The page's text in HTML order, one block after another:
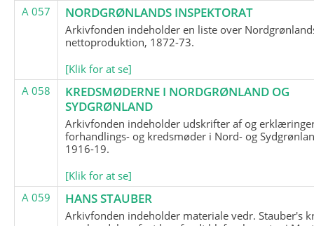
A 057
NORDGRØNLANDS INSPEKTORAT
Arkivfonden indeholder en liste over
nettoproduktion, 1872-73.
[Klik for at se]
A 058
KREDSMØDERNE I NORDGRØNLAND OG
SYDGRØNLAND
Arkivfonden indeholder udskrifter af og
forhandlings- og kredsmøder i Nord- og
1916-19.
[Klik for at se]
A 059
HANS STAUBER
Arkivfonden indeholder materiale vedr. Stauber's